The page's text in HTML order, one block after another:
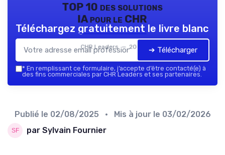
TOP 10 des solutions
IA pour le CHR
CHR Leaders — 2026
Téléchargez gratuitement le livre blanc
➔ Télécharger
* En remplissant ce formulaire, j’accepte d’être contacté(e) à
des fins commerciales par CHR Leaders et ses partenaires.
Publié le 02/08/2025 • Mis à jour le 03/02/2026
par Sylvain Fournier